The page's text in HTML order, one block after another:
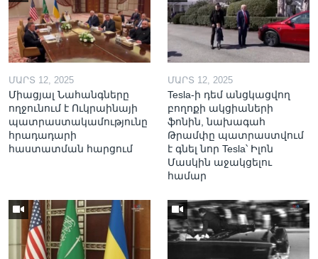
ՄԱՐՏ 12, 2025
Միացյալ Նահանգները
ողջունում է Ուկրաինայի
պատրաստակամությունը
հրադադարի
հաստատման հարցում
ՄԱՐՏ 12, 2025
Tesla-ի դեմ անցկացվող
բողոքի ակցիաների
ֆոնին, նախագահ
Թրամփը պատրաստվում
է գնել նոր Tesla՝ Իլոն
Մասկին աջակցելու
համար